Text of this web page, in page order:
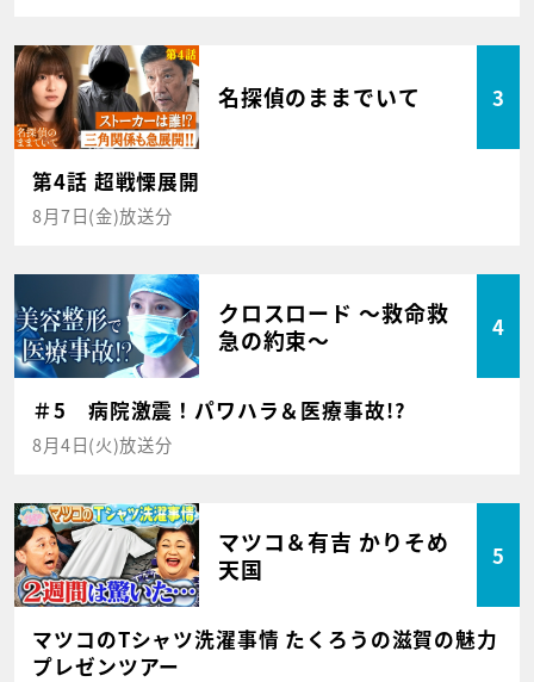
名探偵のままでいて 3
第4話 超戦慄展開
8月7日(金)放送分
クロスロード ～救命救
急の約束～
4
＃5 病院激震！パワハラ＆医療事故!?
8月4日(火)放送分
マツコ＆有吉 かりそめ
天国
5
マツコのTシャツ洗濯事情 たくろうの滋賀の魅力
プレゼンツアー